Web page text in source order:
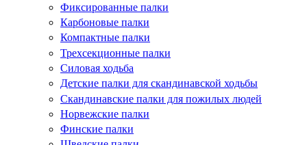
Фиксированные палки
Карбоновые палки
Компактные палки
Трехсекционные палки
Силовая ходьба
Детские палки для скандинавской ходьбы
Скандинавские палки для пожилых людей
Норвежские палки
Финские палки